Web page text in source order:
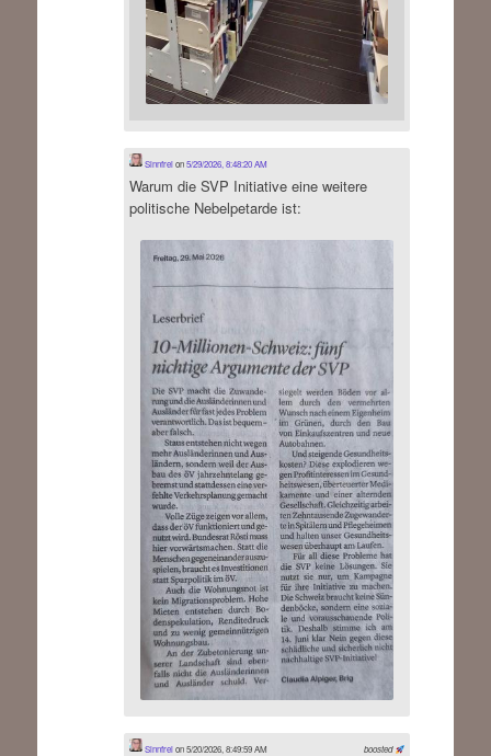
Sinnfreion5/29/2026, 8:48:20 AM
Warum die SVP Initiative eine weitere
politische Nebelpetarde ist:
boosted
Sinnfreion 5/20/2026, 8:49:59 AM